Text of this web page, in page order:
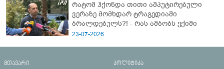
რატომ ჰქონდა თითი ამპუტირებული
ვერაზე მომხდარ ტრაგედიაში
ბრალდებულს?! - რას ამბობს ექიმი
23-07-2026
მთავარი
პოლიტიკა